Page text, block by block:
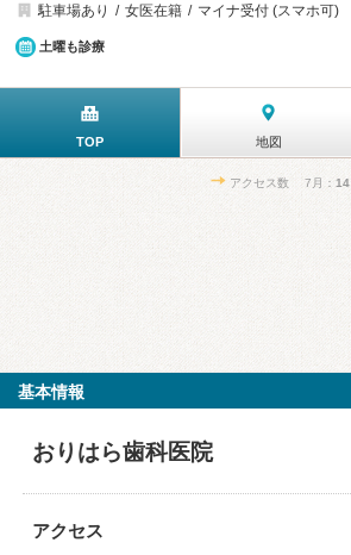
駐車場あり
女医在籍 マイナ受付 (スマホ可)
土曜も診療
TOP 地図
アクセス数 7月： 14
基本情報
おりはら歯科医院
アクセス